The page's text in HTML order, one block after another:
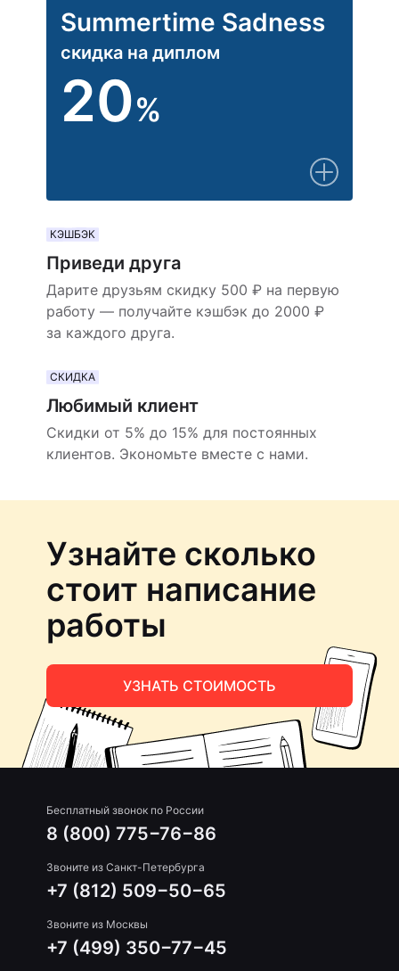
Summertime Sadness
скидка на диплом
20%
КЭШБЭК
Приведи друга
Дарите друзьям скидку 500 ₽ на первую
работу — получайте кэшбэк до 2000 ₽
за каждого друга.
СКИДКА
Любимый клиент
Скидки от 5% до 15% для постоянных
клиентов. Экономьте вместе с нами.
Узнайте сколько
стоит написание
работы
УЗНАТЬ СТОИМОСТЬ
Бесплатный звонок по России
8 (800) 775−76−86
Звоните из Санкт-Петербурга
+7 (812) 509−50−65
Звоните из Москвы
+7 (499) 350−77−45